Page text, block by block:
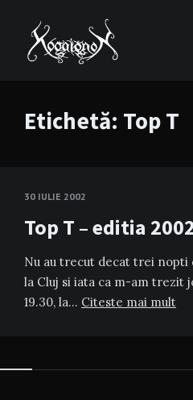
Etichetă: Top T
30 IULIE 2002
Top T – editia
Nu au trecut decat trei nopti
la Cluj si iata ca m-am trezit
19.30, la… Citeste mai mult